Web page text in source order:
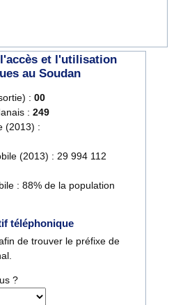
et l'utilisation
au Soudan
:00
:249
(2013) :
(2013) : 29 994 112
: 88% de la population
téléphonique
de trouver le préfixe de
?